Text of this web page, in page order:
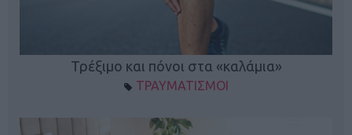
Τρέξιμο και πόνοι στα «καλάμια»
ΤΡΑΥΜΑΤΙΣΜΟΙ